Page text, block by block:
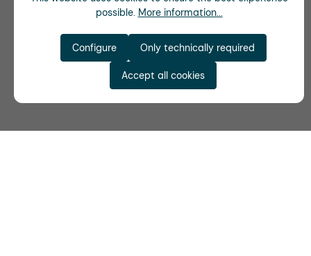
possible. More information...
Only technically required
Configure
Accept all cookies